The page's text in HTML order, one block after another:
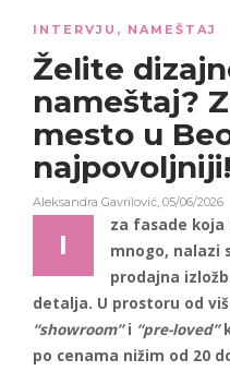
INTERVJU , NAMEŠTAJ
Želite
nameštaj?
mesto u
najpovoljniji!
Aleksandra Gavrilović, 05/06/2026
I
za fasade
mnogo, nalazi
prodajna
detalja. U prostoru od
“showroom”i “pre-loved”
po cenama nižim od 20